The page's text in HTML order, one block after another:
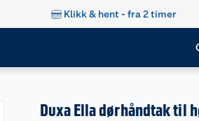
Klikk & hent - fra 2 timer
Duxa Ella dørhåndtak til